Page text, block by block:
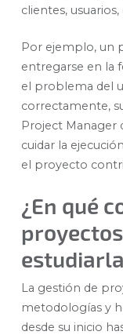
clientes,
Por ejemplo, un
entregarse en la
el problema del
correctamente,
Project Manager
cuidar la
el proyecto
¿En qué
La gestión de
metodologías y
desde su inicio